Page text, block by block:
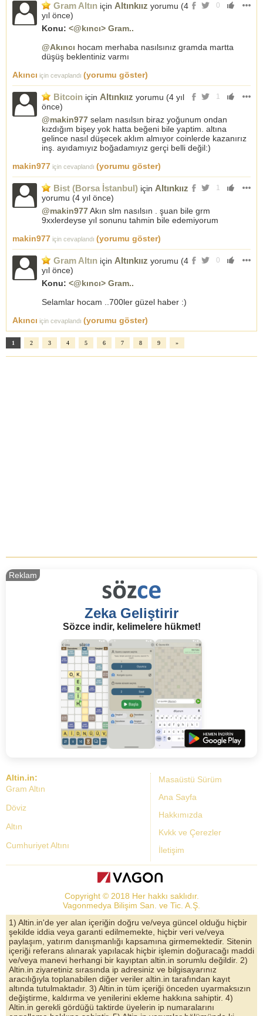
0
Gram Altın için Altınkıız yorumu (4
yıl önce)
Konu: <@kıncı> Gram..
@Akıncı hocam merhaba nasılsınız gramda martta
düşüş beklentiniz varmı
Akıncı için cevaplandı (yorumu göster)
1
Bitcoin için Altınkıız yorumu (4 yıl
önce)
@makin977 selam nasılsın biraz yoğunum ondan
kızdığım bişey yok hatta beğeni bile yaptim. altına
gelince nasıl düşecek aklım almıyor coinlerde kazanırız
inş. ayıdamıyız boğadamıyız gerçi belli değil:)
makin977 için cevaplandı (yorumu göster)
1
Bist (Borsa İstanbul) için Altınkıız
yorumu (4 yıl önce)
@makin977Akın slm nasılsın . şuan bile grm
9xxlerdeyse yıl sonunu tahmin bile edemiyorum
makin977 için cevaplandı (yorumu göster)
0
Gram Altın için Altınkıız yorumu (4
yıl önce)
Konu: <@kıncı> Gram..
Selamlar hocam ..700ler güzel haber :)
Akıncı için cevaplandı (yorumu göster)
1 2 3 4 5 6 7 8 9 »
Zeka Geliştirir
Sözce indir, kelimelere hükmet!
Reklam
Masaüstü Sürüm
Ana Sayfa
Hakkımızda
Kvkk ve Çerezler
İletişim
Altin.in:
Gram Altın
Döviz
Altın
Cumhuriyet Altını
Dolar Kuru
Altın Yorumları
Döviz Kurları
Çeyrek Altın
Bitcoin
Euro/Dolar Parite
Copyright © 2018 Her hakkı saklıdır.
Vagonmedya Bilişim San. ve Tic. A.Ş.
1) Altin.in'de yer alan içeriğin doğru ve/veya güncel olduğu hiçbir
şekilde iddia veya garanti edilmemekte, hiçbir veri ve/veya
paylaşım, yatırım danışmanlığı kapsamına girmemektedir. Sitenin
içeriği referans alınarak yapılacak hiçbir işlemin doğuracağı maddi
ve/veya manevi herhangi bir kayıptan altin.in sorumlu değildir. 2)
Altin.in ziyaretiniz sırasında ip adresiniz ve bilgisayarınız
aracılığıyla toplanabilen diğer veriler altin.in tarafından kayıt
altında tutulmaktadır. 3) Altin.in tüm içeriği önceden uyarmaksızın
değiştirme, kaldırma ve yenilerini ekleme hakkına sahiptir. 4)
Altin.in gerekli gördüğü taktirde üyelerin ip numaralarını